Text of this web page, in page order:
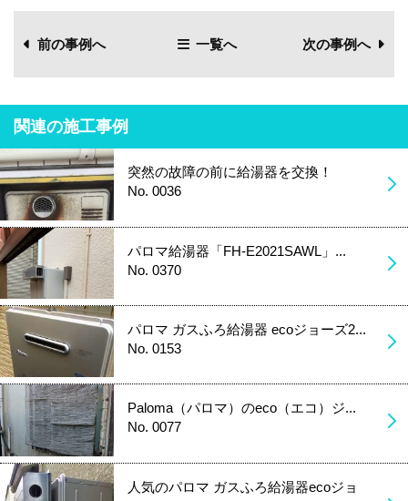
前の事例へ 一覧へ 次の事例へ
関連の施工事例
突然の故障の前に給湯器を交換！
No. 0036
パロマ給湯器「FH-E2021SAWL」...
No. 0370
パロマ ガスふろ給湯器 ecoジョーズ2...
No. 0153
Paloma（パロマ）のeco（エコ）ジ...
No. 0077
人気のパロマ ガスふろ給湯器ecoジョ